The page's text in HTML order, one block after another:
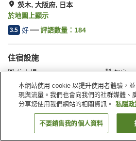
茨木, 大阪府, 日本
於地圖上顯示
3.5 好 評語數量： 184
住宿設施
停車場
餐廳
自動販賣機
會議室
主頁 日本 大阪府 茨木 茨城波峰
找客房
本網站使用 cookie 以提升使用者體驗，
現與流量。我們也會向我們的社群媒體、
分享您使用我們網站的相關資訊。
私隱政
不要銷售我的個人資料